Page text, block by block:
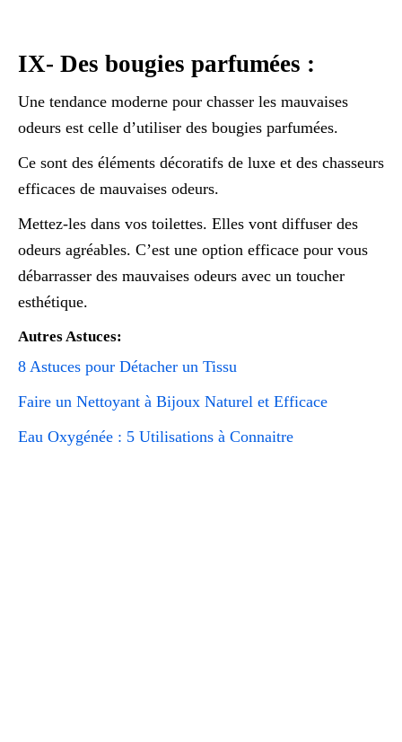
IX- Des bougies parfumées :
Une tendance moderne pour chasser les mauvaises
odeurs est celle d’utiliser des bougies parfumées.
Ce sont des éléments décoratifs de luxe et des chasseurs
efficaces de mauvaises odeurs.
Mettez-les dans vos toilettes. Elles vont diffuser des
odeurs agréables. C’est une option efficace pour vous
débarrasser des mauvaises odeurs avec un toucher
esthétique.
Autres Astuces:
8 Astuces pour Détacher un Tissu
Faire un Nettoyant à Bijoux Naturel et Efficace
Eau Oxygénée : 5 Utilisations à Connaitre